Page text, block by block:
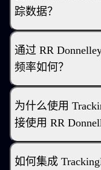
踪数据？
通过 RR
频率如何？
为什么使用
接使用 RR
如何集成